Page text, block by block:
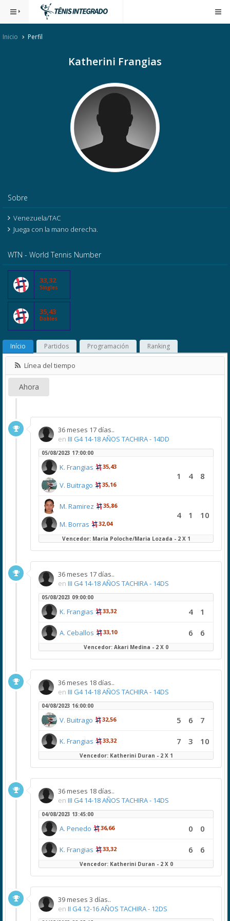
Inicio Perfil
Katherini Frangias
Sobre
Venezuela/TAC
Juega con la mano derecha.
WTN - World Tennis Number
33,32
Singles
35,43
Dobles
Início Partidos Programación Ranking
Línea del tiempo
Ahora
36 meses 17 días..
en III G4 14-18 AÑOS TACHIRA - 14DD
05/08/2023 17:00:00
K. Frangias 35,43
V. Buitrago 35,16
1 4 8
M. Ramirez 35,86
M. Borras 32,04
4 1 10
Vencedor: Maria Poloche/Maria Lozada - 2 X 1
36 meses 17 días..
en III G4 14-18 AÑOS TACHIRA - 14DS
05/08/2023 09:00:00
K. Frangias 33,32 4 1
A. Ceballos 33,10 6 6
Vencedor: Akari Medina - 2 X 0
36 meses 18 días..
en III G4 14-18 AÑOS TACHIRA - 14DS
04/08/2023 16:00:00
V. Buitrago 32,56 5 6 7
K. Frangias 33,32 7 3 10
Vencedor: Katherini Duran - 2 X 1
36 meses 18 días..
en III G4 14-18 AÑOS TACHIRA - 14DS
04/08/2023 13:45:00
A. Penedo 36,66 0 0
K. Frangias 33,32 6 6
Vencedor: Katherini Duran - 2 X 0
39 meses 3 días..
en II G4 12-16 AÑOS TACHIRA - 12DS